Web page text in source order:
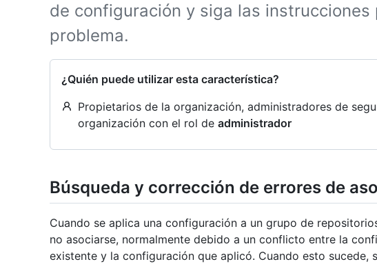
de configuración y siga las instrucciones
problema.
¿Quién puede utilizar esta característica?
Propietarios de la organización, administradores de
organización con el rol de administrador
Búsqueda y corrección de errores de
Cuando se aplica una configuración a un grupo de
no asociarse, normalmente debido a un conflicto entre la
existente y la configuración que aplicó. Cuando esto sucede,